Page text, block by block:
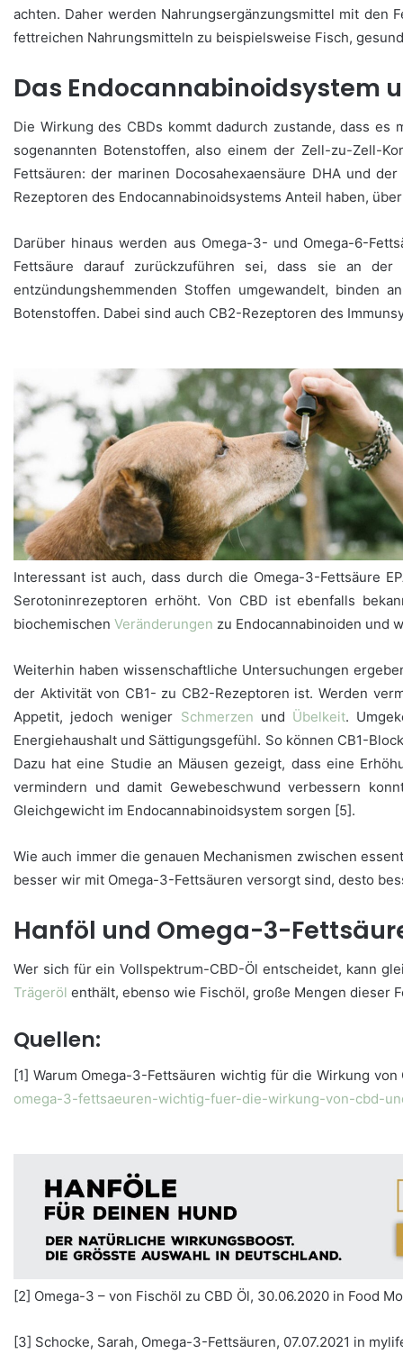
achten. Daher werden Nahrungsergänzungsmittel mit den
fettreichen Nahrungsmitteln zu beispielsweise Fisch,
Das Endocannabinoidsystem
Die Wirkung des CBDs kommt dadurch zustande, dass
sogenannten Botenstoffen, also einem der Zell-zu-Zell-
Fettsäuren: der marinen Docosahexaensäure DHA und
Rezeptoren des Endocannabinoidsystems Anteil haben,
Darüber hinaus werden aus Omega-3- und Omega-6-
Fettsäure darauf zurückzuführen sei, dass sie an der
entzündungshemmenden Stoffen umgewandelt, binden
Botenstoffen. Dabei sind auch CB2-Rezeptoren des
Interessant ist auch, dass durch die Omega-3-Fettsäure
Serotoninrezeptoren erhöht. Von CBD ist ebenfalls
biochemischen Veränderungen zu Endocannabinoiden und
Weiterhin haben wissenschaftliche Untersuchungen
der Aktivität von CB1- zu CB2-Rezeptoren ist. Werden
Appetit, jedoch weniger Schmerzen und Übelkeit.
Energiehaushalt und Sättigungsgefühl. So können CB1-
Dazu hat eine Studie an Mäusen gezeigt, dass eine
vermindern und damit Gewebeschwund verbessern
Gleichgewicht im Endocannabinoidsystem sorgen [5].
Wie auch immer die genauen Mechanismen zwischen
besser wir mit Omega-3-Fettsäuren versorgt sind, desto
Hanföl und Omega-3-
Wer sich für ein Vollspektrum-CBD-Öl entscheidet, kann
Trägeröl enthält, ebenso wie Fischöl, große Mengen dieser
Quellen:
[1] Warum Omega-3-Fettsäuren wichtig für die Wirkung
omega-3-fettsaeuren-wichtig-fuer-die-wirkung-von-cbd-
[2] Omega-3 – von Fischöl zu CBD Öl, 30.06.2020 in Food
[3] Schocke, Sarah, Omega-3-Fettsäuren, 07.07.2021 in